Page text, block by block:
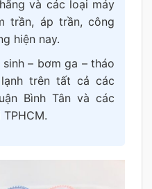
và các loại máy
trần, áp trần, công
hiện nay.
– bơm ga – tháo
trên tất cả các
Bình Tân và các